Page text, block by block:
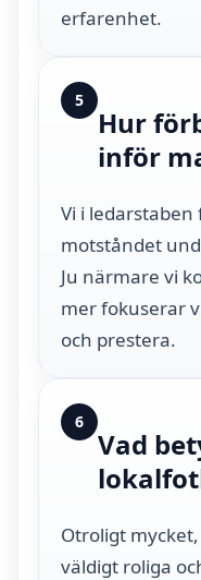
erfarenhet.
5
Hur
inför
Vi i
motståndet
Ju närmare vi
mer fokuserar
och prestera.
6
Vad
Otroligt
väldigt roliga